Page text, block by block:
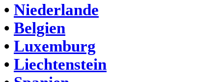
• Niederlande
• Belgien
• Luxemburg
• Liechtenstein